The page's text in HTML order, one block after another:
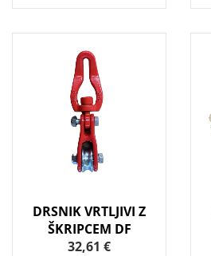
DRSNIK VRTLJIVI Z
ŠKRIPCEM DF
32,61 €